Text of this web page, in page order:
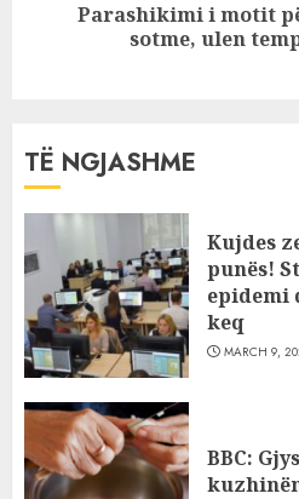
NextParashikimi i motit
sotme, ulen
TË NGJASHME
Kujdes
punës!
epidemi
keq
MARCH 9,
BBC: